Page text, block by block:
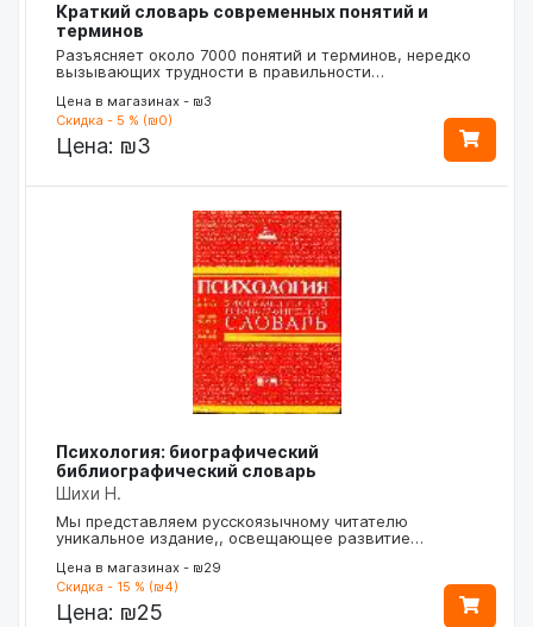
Краткий словарь современных понятий и
терминов
Разъясняет около 7000 понятий и терминов, нередко
вызывающих трудности в правильности…
Цена в магазинах - ₪3
Скидка - 5 % (₪0)
Цена: ₪3
Психология: биографический
библиографический словарь
Шихи Н.
Мы представляем русскоязычному читателю
уникальное издание,, освещающее развитие…
Цена в магазинах - ₪29
Скидка - 15 % (₪4)
Цена: ₪25